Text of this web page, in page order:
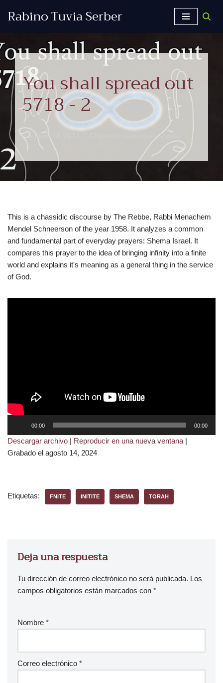
contenido
Rabino Tuvia Serber
You shall spread out
5718 - 2
agosto 14, 2024 ,Videos
This is a chassidic discourse by The Rebbe, Rabbi Menachem
Mendel Schneerson of the year 1958. It analyzes a common
and fundamental part of everyday prayers: Shema Israel. It
compares this prayer to the idea of bringing infinity into a finite
world and explains it's meaning as a general thing in the service
of God.
p
r
u
00:00 00:00
Descargar archivo | Reproducir en una nueva ventana |
Grabado el agosto 14, 2024
Etiquetas: FNITE INITITE SHEMA TORAH
Deja una respuesta
Tu dirección de correo electrónico no será publicada. Los
campos obligatorios están marcados con *
Nombre *
Correo electrónico *